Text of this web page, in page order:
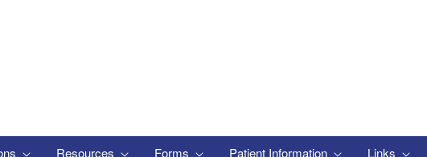
Resources Forms Patient Information Links